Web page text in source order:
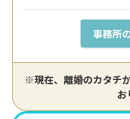
事務所
※現在、離婚のカタチ
お